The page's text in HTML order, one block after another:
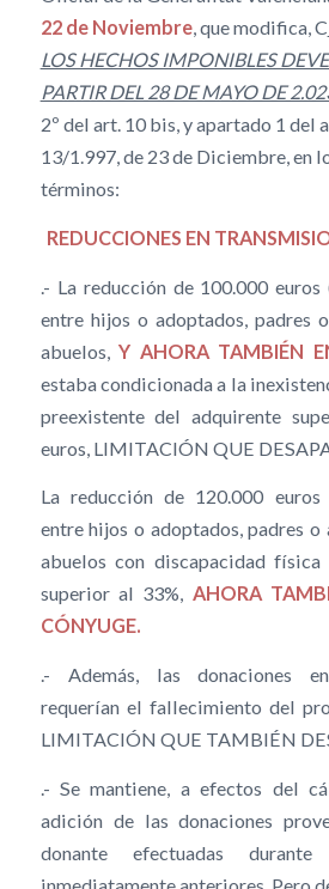
22 de Noviembre, que modifica, C
LOS HECHOS IMPONIBLES
PARTIR DEL 28 DE MAYO DE
2º del art. 10 bis, y apartado 1 del
13/1.997, de 23 de Diciembre, en
términos:
REDUCCIONES EN
.- La reducción de 100.000
entre hijos o adoptados, padres
abuelos,Y AHORA TAMBIÉN
estaba condicionada a la
preexistente del adquirente
euros, LIMITACIÓN QUE
La reducción de 120.000 euros
entre hijos o adoptados, padres o
abuelos con discapacidad
superior al 33%, AHORA
CÓNYUGE.
.- Además, las donaciones
requerían el fallecimiento del
LIMITACIÓN QUE TAMBIÉN
.- Se mantiene, a efectos del
adición de las donaciones
donante efectuadas
inmediatamente anteriores. Pero